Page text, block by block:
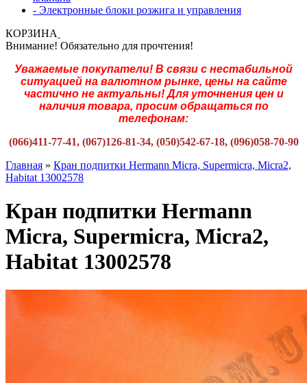
- Электронные блоки розжига и управления
КОРЗИНА
Внимание! Обязательно для прочтения!
Уважаемые покупатели! В связи с нестабильной
ситуацией на валютном рынке, цены на сайте
частично не актуальны! Для уточнения цен и
наличия товара, просим обращаться по
телефонам:
(066)411-77-41, (067)126-81-34, (050)542-67-18, (096)058-70-90
Главная » Кран подпитки Hermann Micra, Supermicra, Micra2,
Habitat 13002578
Кран подпитки Hermann
Micra, Supermicra, Micra2,
Habitat 13002578